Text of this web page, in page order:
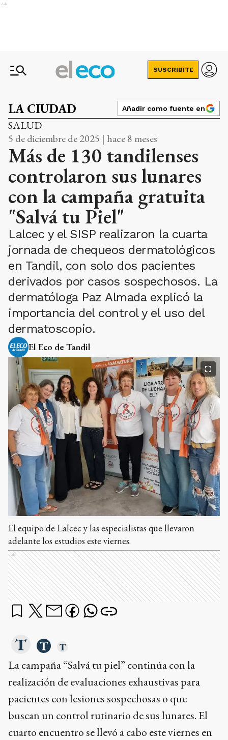
Ads
SUSCRIBITE
LA CIUDAD Añadir como fuente en
SALUD
5 de diciembre de 2025 | hace 8 meses
Más de 130 tandilenses
controlaron sus lunares
con la campaña gratuita
"Salvá tu Piel"
Lalcec y el SISP realizaron la cuarta
jornada de chequeos dermatológicos
en Tandil, con solo dos pacientes
derivados por casos sospechosos. La
dermatóloga Paz Almada explicó la
importancia del control y el uso del
dermatoscopio.
El Eco de Tandil
El equipo de Lalcec y las especialistas que llevaron
adelante los estudios este viernes.
Ads
La campaña “Salvá tu piel” continúa con la
realización de evaluaciones exhaustivas para
pacientes con lesiones sospechosas o que
buscan un control rutinario de sus lunares. El
cuarto encuentro se llevó a cabo este viernes en